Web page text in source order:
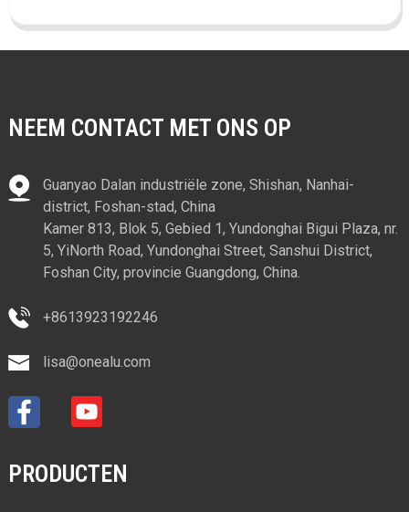
NEEM CONTACT MET ONS OP
Guanyao Dalan industriële zone, Shishan, Nanhai-
district, Foshan-stad, China
Kamer 813, Blok 5, Gebied 1, Yundonghai Bigui Plaza, nr.
5, YiNorth Road, Yundonghai Street, Sanshui District,
Foshan City, provincie Guangdong, China.
+8613923192246
lisa@onealu.com
PRODUCTEN